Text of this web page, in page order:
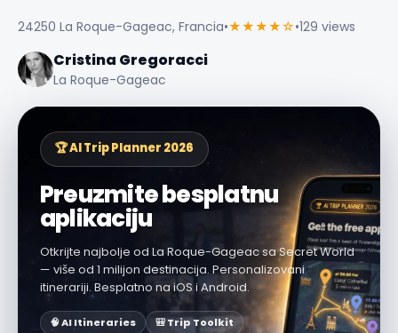
24250 La Roque-Gageac, Francia•★★★★☆•129 views
Cristina Gregoracci
La Roque-Gageac
🏆 AI Trip Planner 2026
Preuzmite besplatnu
aplikaciju
Otkrijte najbolje od La Roque-Gageac sa Secret World
— više od 1 milijon destinacija. Personalizovani
itinerariji. Besplatno na iOS i Android.
🧠 AI Itineraries
🎒 Trip Toolkit